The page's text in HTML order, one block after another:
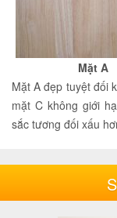
Mặt A
Mặt A đẹp tuyệt đối
mặt C không giới
sắc tương đối xấu